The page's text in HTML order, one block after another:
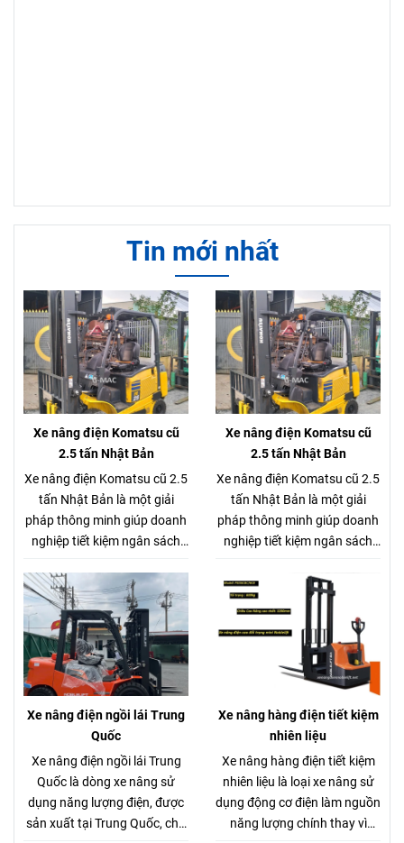
Tin mới nhất
Xe nâng điện Komatsu cũ
2.5 tấn Nhật Bản
Xe nâng điện Komatsu cũ 2.5
tấn Nhật Bản là một giải
pháp thông minh giúp doanh
nghiệp tiết kiệm ngân sách
hoạt động. Dòng xe nâng
điện Komatsu cũ 2.5 tấn
Nhật Bản là lựa chọn tối ưu
cho hầu hết các nhà máy, kho
bãi, xưởng sản xuất. Với tải
trọng nâng phù hợp, xe có
thể dễ dàng di chuyển và
nâng hạ nhiều loại hàng hóa
thùng hàng, v.v…
Xe nâng điện Komatsu cũ
2.5 tấn Nhật Bản
Xe nâng điện Komatsu cũ 2.5
tấn Nhật Bản là một giải
pháp thông minh giúp doanh
nghiệp tiết kiệm ngân sách
hoạt động. Dòng xe nâng
điện Komatsu cũ 2.5 tấn
Nhật Bản là lựa chọn tối ưu
cho hầu hết các nhà máy, kho
bãi, xưởng sản xuất. Với tải
trọng nâng phù hợp, xe có
thể dễ dàng di chuyển và
nâng hạ nhiều loại hàng hóa
thùng hàng, v.v…
Xe nâng điện ngồi lái Trung
Quốc
Xe nâng điện ngồi lái Trung
Quốc là dòng xe nâng sử
dụng năng lượng điện, được
sản xuất tại Trung Quốc, chủ
Xe nâng hàng điện tiết kiệm
nhiên liệu
Xe nâng hàng điện tiết kiệm
nhiên liệu là loại xe nâng sử
dụng động cơ điện làm nguồn
năng lượng chính thay vì